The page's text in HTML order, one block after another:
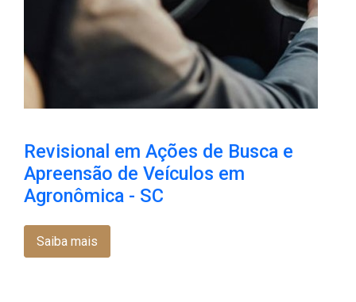
Revisional em Ações de Busca e
Apreensão de Veículos em
Agronômica - SC
Saiba mais